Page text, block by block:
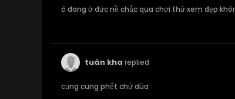
ô đang ở đức nề chắc qua chơi thử xem đẹp
tuân kha replied
cụng cung phết chứ dùa